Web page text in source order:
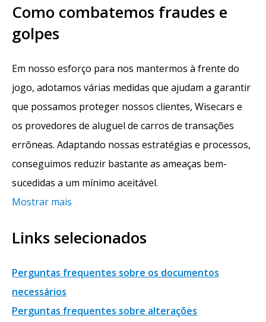
Como combatemos fraudes e
golpes
Em nosso esforço para nos mantermos à frente do
jogo, adotamos várias medidas que ajudam a garantir
que possamos proteger nossos clientes, Wisecars e
os provedores de aluguel de carros de transações
errôneas. Adaptando nossas estratégias e processos,
conseguimos reduzir bastante as ameaças bem-
sucedidas a um mínimo aceitável.
Mostrar mais
Links selecionados
Perguntas frequentes sobre os documentos
necessários
Perguntas frequentes sobre alterações